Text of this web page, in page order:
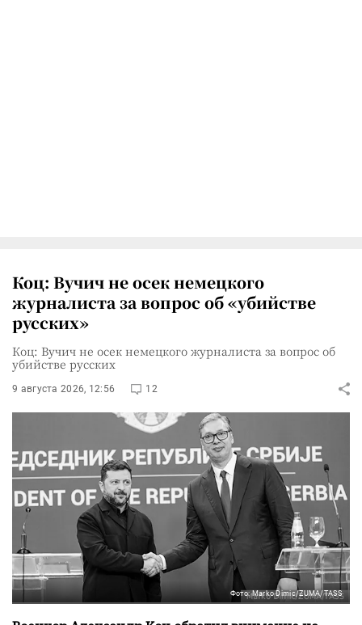
Коц: Вучич не осек немецкого
журналиста за вопрос об «убийстве
русских»
Коц: Вучич не осек немецкого журналиста за вопрос об
убийстве русских
9 августа 2026, 12:56 12
Фото: Marko Dimic/ZUMA/TASS